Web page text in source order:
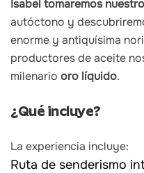
Isabel tomaremos
autóctono y
enorme y antiquísima
productores de aceite
milenario oro líquido.
¿Qué incluye?
La experiencia incluye:
Ruta de senderismo